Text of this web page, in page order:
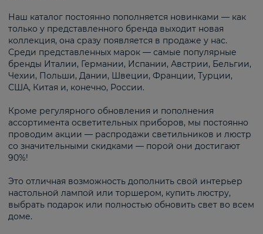
Наш каталог постоянно пополняется новинками — как
только у представленного бренда выходит новая
коллекция, она сразу появляется в продаже у нас.
Среди представленных марок — самые популярные
бренды Италии, Германии, Испании, Австрии, Бельгии,
Чехии, Польши, Дании, Швеции, Франции, Турции,
США, Китая и, конечно, России.
Кроме регулярного обновления и пополнения
ассортимента осветительных приборов, мы постоянно
проводим акции — распродажи светильников и люстр
со значительными скидками — порой они достигают
90%!
Это отличная возможность дополнить свой интерьер
настольной лампой или торшером, купить люстру,
выбрать подарок или полностью обновить свет во всем
доме.